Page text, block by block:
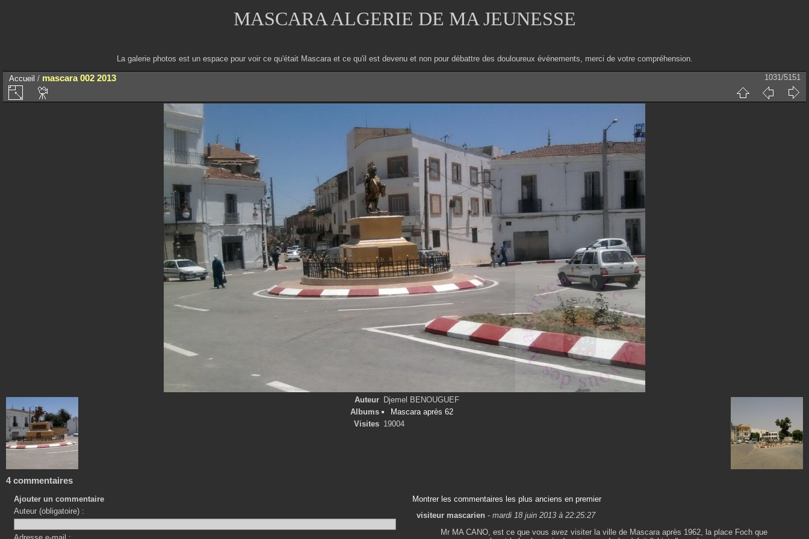
MASCARA ALGERIE DE MA JEUNESSE
La galerie photos est un espace pour voir ce qu'était Mascara et ce qu'il est devenu et non pour débattre des douloureux événements, merci de votre compréhension.
Accueil / mascara 002 2013 1031/5151
Auteur Djemel BENOUGUEF
Albums
Mascara après 62
Visites 19004
4 commentaires
Ajouter un commentaire
Auteur (obligatoire) :
Montrer les commentaires les plus anciens en premier
visiteur mascarien -mardi 18 juin 2013 à 22:25:27
Mr MA CANO, est ce que vous avez visiter la ville de Mascara après 1962, la place Foch que